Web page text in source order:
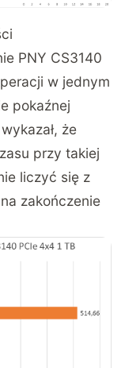
PNY CS3140
w jednym
pokaźnej
że
przy takiej
liczyć się z
zakończenie